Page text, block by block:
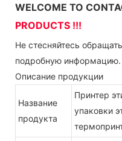
WELCOME TO
PRODUCTS !!!
Не стесняйтесь
подробную информацию.
Описание продукции
Название
продукта
Принтер
упаковки